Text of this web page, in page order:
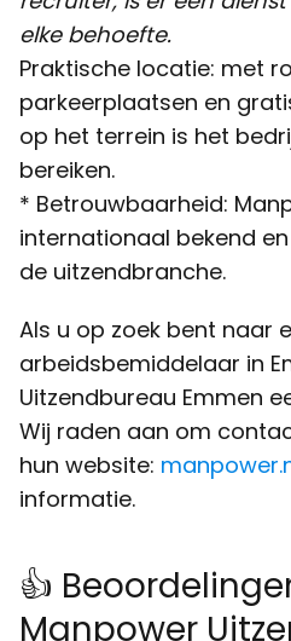
recruiter, is er een
elke behoefte.
Praktische locatie: met
parkeerplaatsen en
op het terrein is het
bereiken.
* Betrouwbaarheid:
internationaal bekend
Als u op zoek bent naar
arbeidsbemiddelaar in
Uitzendbureau Emmen
Wij raden aan om
hun website:
manpower.nl
👍